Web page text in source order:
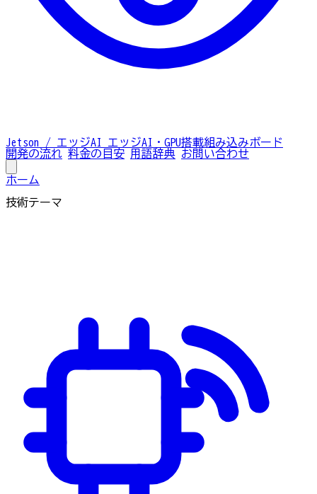
Jetson / エッジAI
エッジAI・GPU搭載組み込みボード
開発の流れ 料金の目安 用語辞典 お問い合わせ
ホーム
技術テーマ